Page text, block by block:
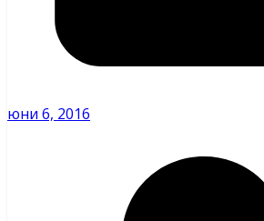
юни 6, 2016